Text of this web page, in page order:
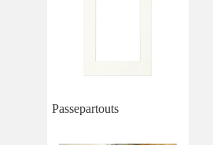
Passepartouts